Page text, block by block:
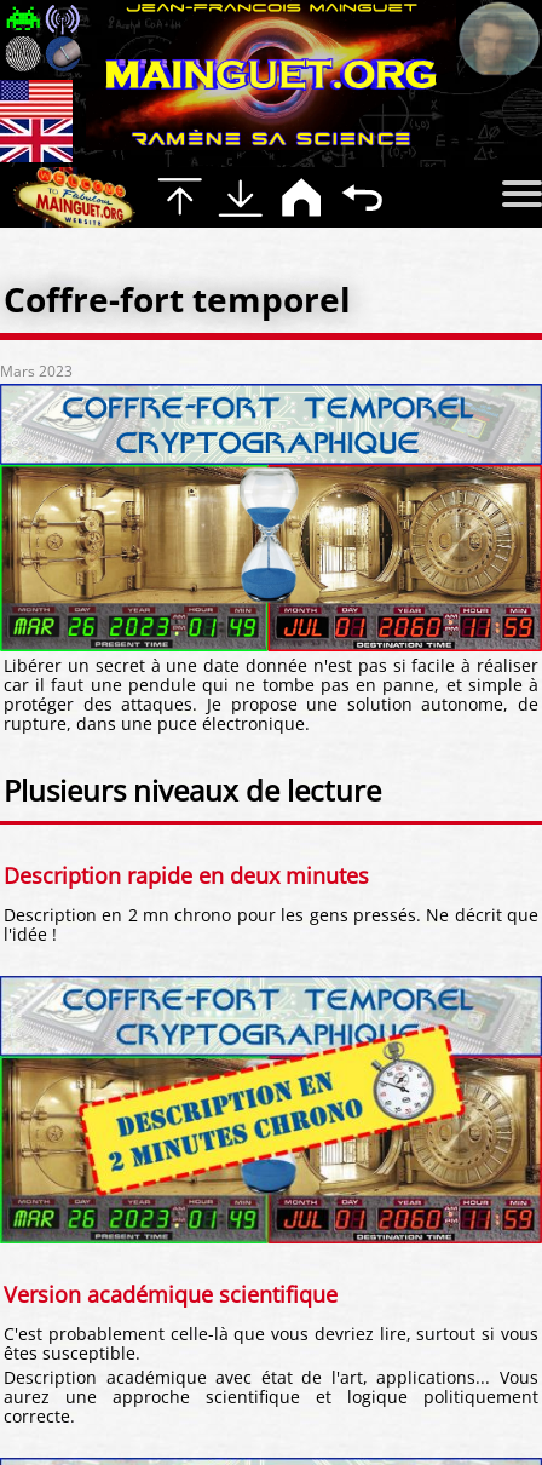
Coffre-fort temporel
Mars 2023
Libérer un secret à une date donnée n'est pas si facile à réaliser
car il faut une pendule qui ne tombe pas en panne, et simple à
protéger des attaques. Je propose une solution autonome, de
rupture, dans une puce électronique.
Plusieurs niveaux de lecture
Description rapide en deux minutes
Description en 2 mn chrono pour les gens pressés. Ne décrit que
l'idée !
Version académique scientifique
C'est probablement celle-là que vous devriez lire, surtout si vous
êtes susceptible.
Description académique avec état de l'art, applications... Vous
aurez une approche scientifique et logique politiquement
correcte.